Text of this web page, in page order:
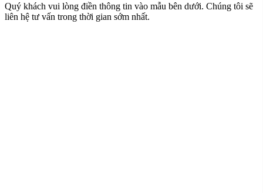
Quý khách vui lòng điền thông tin vào mẫu bên dưới. Chúng tôi sẽ
liên hệ tư vấn trong thời gian sớm nhất.